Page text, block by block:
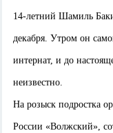
14-летний Шамиль
декабря. Утром он
интернат, и до
неизвестно.
На розыск подростка
России «Волжский»,